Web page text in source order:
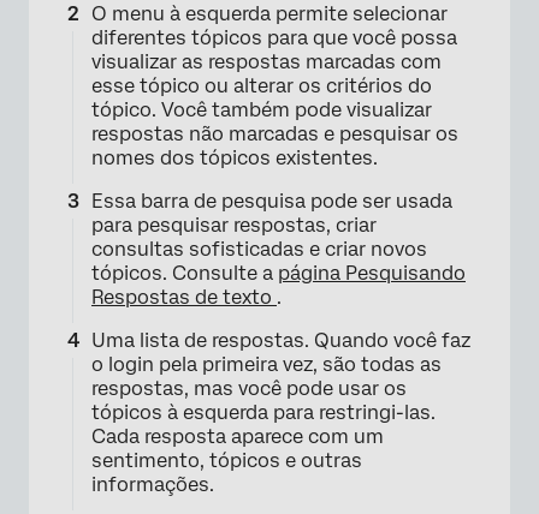
O menu à esquerda permite selecionar
diferentes tópicos para que você possa
visualizar as respostas marcadas com
esse tópico ou alterar os critérios do
tópico. Você também pode visualizar
respostas não marcadas e pesquisar os
nomes dos tópicos existentes.
Essa barra de pesquisa pode ser usada
para pesquisar respostas, criar
consultas sofisticadas e criar novos
tópicos. Consulte a página Pesquisando
Respostas de texto .
Uma lista de respostas. Quando você faz
o login pela primeira vez, são todas as
respostas, mas você pode usar os
tópicos à esquerda para restringi-las.
Cada resposta aparece com um
sentimento, tópicos e outras
informações.